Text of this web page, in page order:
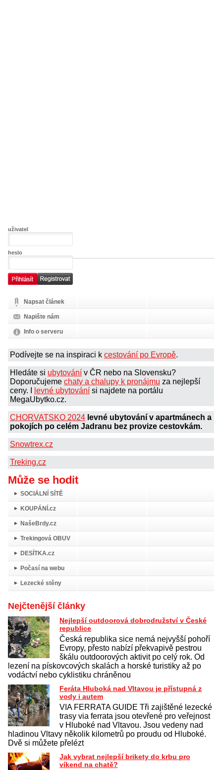
uživatel
heslo
Napsat článek
Napište nám
Info o serveru
Podívejte se na inspiraci k cestování po Evropě.
Hledáte si ubytování v ČR nebo na Slovensku?
Doporučujeme chaty a chalupy k pronájmu za nejlepší
ceny. I
levné ubytování si najdete na portálu
MegaUbytko.cz.
CHORVATSKO 2024 levné ubytování v apartmánech a
pokojích po celém Jadranu bez provize cestovkám.
Snowtrex.cz
Treking.cz
Může se hodit
SOCIÁLNÍ SÍTĚ
KOUPÁNÍ.cz
NašeBrdy.cz
Trekingová OBUV
DESÍTKA.cz
Počasí na webu
Lezecké stěny
Nejčtenější články
Nejlepší outdoorová dobrodružství v České
republice
Česká republika sice nemá nejvyšší pohoří
Evropy, přesto nabízí překvapivě pestrou
škálu outdoorových aktivit po celý rok. Od
lezení na pískovcových skalách a horské turistiky až po
vodáctví nebo cyklistiku chráněnou
Feráta Hluboká nad Vltavou je přístupná z
vody i autem
VIA FERRATA GUIDE Tři zajištěné lezecké
trasy via ferrata jsou otevřené pro veřejnost
v Hluboké nad Vltavou. Jsou vedeny nad
hladinou Vltavy několik kilometrů po proudu od Hluboké.
Dvě si můžete přelézt
Jak vybrat nejlepší brikety do krbu pro
víkend na chatě?